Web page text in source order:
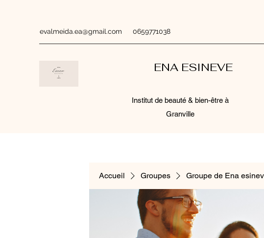
evalmeida.ea@gmail.com 0659771038
ENA ESINEVE
Institut de beauté & bien-être à
Granville
Accueil Groupes Groupe de Ena